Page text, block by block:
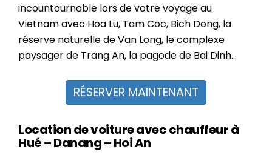
incountournable lors de votre voyage au
Vietnam avec Hoa Lu, Tam Coc, Bich Dong, la
réserve naturelle de Van Long, le complexe
paysager de Trang An, la pagode de Bai Dinh…
RÉSERVER MAINTENANT
Location de voiture avec chauffeur à
Hué – Danang – Hoi An